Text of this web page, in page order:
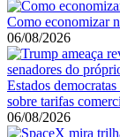
Como economizar
06/08/2026
Estados
sobre tarifas
06/08/2026